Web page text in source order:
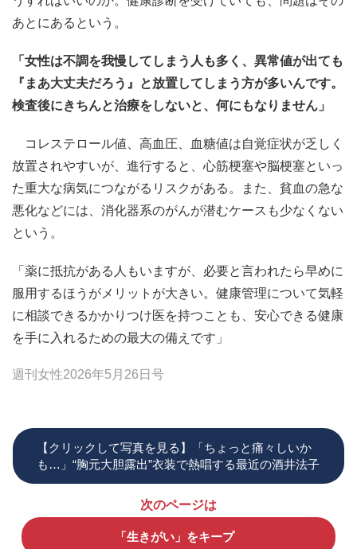
あとにあるという。
「女性は不調を我慢してしまう人も多く、異常値が出ても
『まあ大丈夫だろう』と放置してしまう方が多いんです。
検査後にきちんと治療をしないと、何にもなりません」
コレステロール値、高血圧、血糖値は自覚症状が乏しく
放置されやすいが、進行すると、心筋梗塞や脳梗塞といっ
た重大な病気につながるリスクがある。また、貧血の急な
悪化などには、消化器系のがんが潜むケースも少なくない
という。
「薬に抵抗がある人もいますが、必要と言われたら早めに
服用するほうがメリットが大きい。健康管理について気軽
に相談できるかかりつけ医を持つことも、安心できる健康
を手に入れるための最大の備えです」
週刊女性2026年5月26日号
【クリックして写真を見る】「ちょっと痛々しいか
も…」“胸元大胆露出”衣装で熱唱する最近の酒井法子
次のページは
「生きがい」をキープ